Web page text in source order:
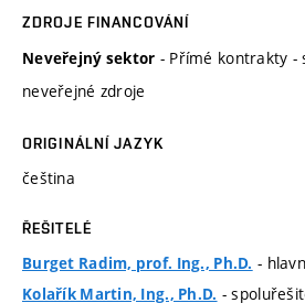
ZDROJE FINANCOVÁNÍ
Neveřejný sektor - Přímé kontrakty -
neveřejné zdroje
ORIGINÁLNÍ JAZYK
čeština
ŘEŠITELÉ
Burget Radim, prof. Ing., Ph.D. -
Kolařík Martin, Ing., Ph.D. -